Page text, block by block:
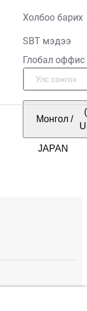
Холбоо барих
SBT мэдээ
Глобал оффис
Монгол /